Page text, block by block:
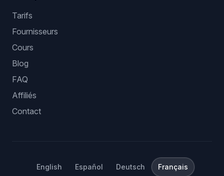
Tarifs
Fournisseurs
Cours
Blog
FAQ
Affiliés
Contact
English Español Deutsch Français